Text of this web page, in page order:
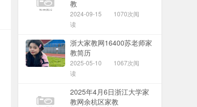
教
2024-09-15
1070次阅
读
浙大家教网16400苏老师家
教简历
2025-05-10
1067次阅
读
2025年4月6日浙江大学家
教网余杭区家教